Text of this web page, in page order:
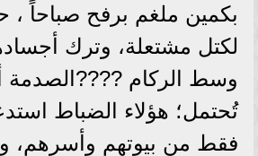
بكمين ملغم برفح صباحاً ،
لكتل مشتعلة، وترك
وسط الركام ????الصدمة
تُحتمل؛ هؤلاء الضباط
فقط من بيوتهم وأسرهم،